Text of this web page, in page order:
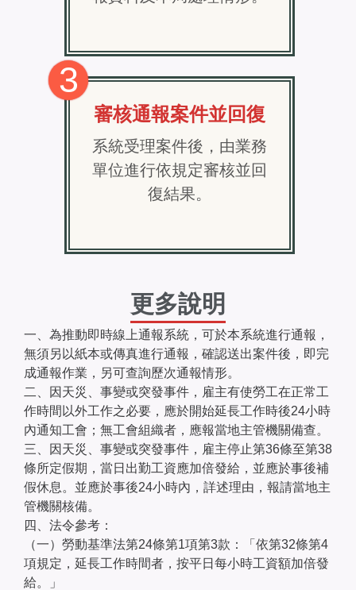
3
審核通報案件並回復
系統受理案件後，由業務
單位進行依規定審核並回
復結果。
更多說明
一、為推動即時線上通報系統，可於本系統進行通報，
無須另以紙本或傳真進行通報，確認送出案件後，即完
成通報作業，另可查詢歷次通報情形。
二、因天災、事變或突發事件，雇主有使勞工在正常工
作時間以外工作之必要，應於開始延長工作時後24小時
內通知工會；無工會組織者，應報當地主管機關備查。
三、因天災、事變或突發事件，雇主停止第36條至第38
條所定假期，當日出勤工資應加倍發給，並應於事後補
假休息。並應於事後24小時內，詳述理由，報請當地主
管機關核備。
四、法令參考：
（一）勞動基準法第24條第1項第3款：「依第32條第4
項規定，延長工作時間者，按平日每小時工資額加倍發
給。」